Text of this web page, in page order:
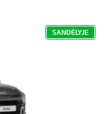
SANDĖLYJE